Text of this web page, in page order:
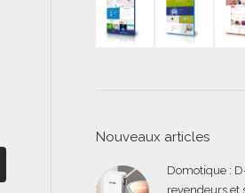
Nouveaux articles
Domotique :
revendeurs et